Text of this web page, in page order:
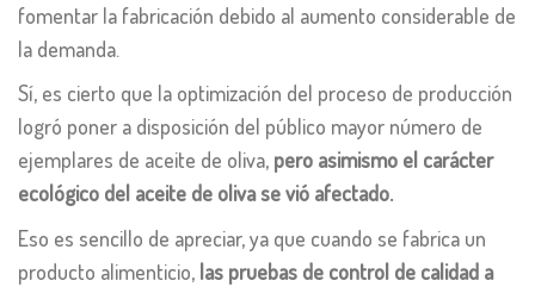
fomentar la fabricación debido al aumento considerable de
la demanda.
Sí, es cierto que la optimización del proceso de producción
logró poner a disposición del público mayor número de
ejemplares de aceite de oliva, pero asimismo el carácter
ecológico del aceite de oliva se vió afectado.
Eso es sencillo de apreciar, ya que cuando se fabrica un
producto alimenticio, las pruebas de control de calidad a